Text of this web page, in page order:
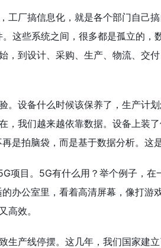
厂搞信息化，就是各个部门自己
这些系统之间，很多都是孤立的，
到设计、采购、生产、物流、交
设备什么时候该保养了，生产计
我们越来越依靠数据。设备上装
拍脑袋，而是基于数据分析。这是
项目。5G有什么用？举个例子，
办公室里，看着高清屏幕，像打游
高效。
产线停摆。这几年，我们国家建